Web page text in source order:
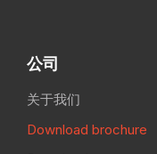
公司
关于我们
Download brochure